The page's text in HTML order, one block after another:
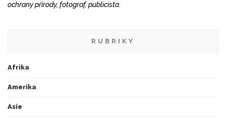
ochrany přírody, fotograf, publicista.
RUBRIKY
Afrika
Amerika
Asie